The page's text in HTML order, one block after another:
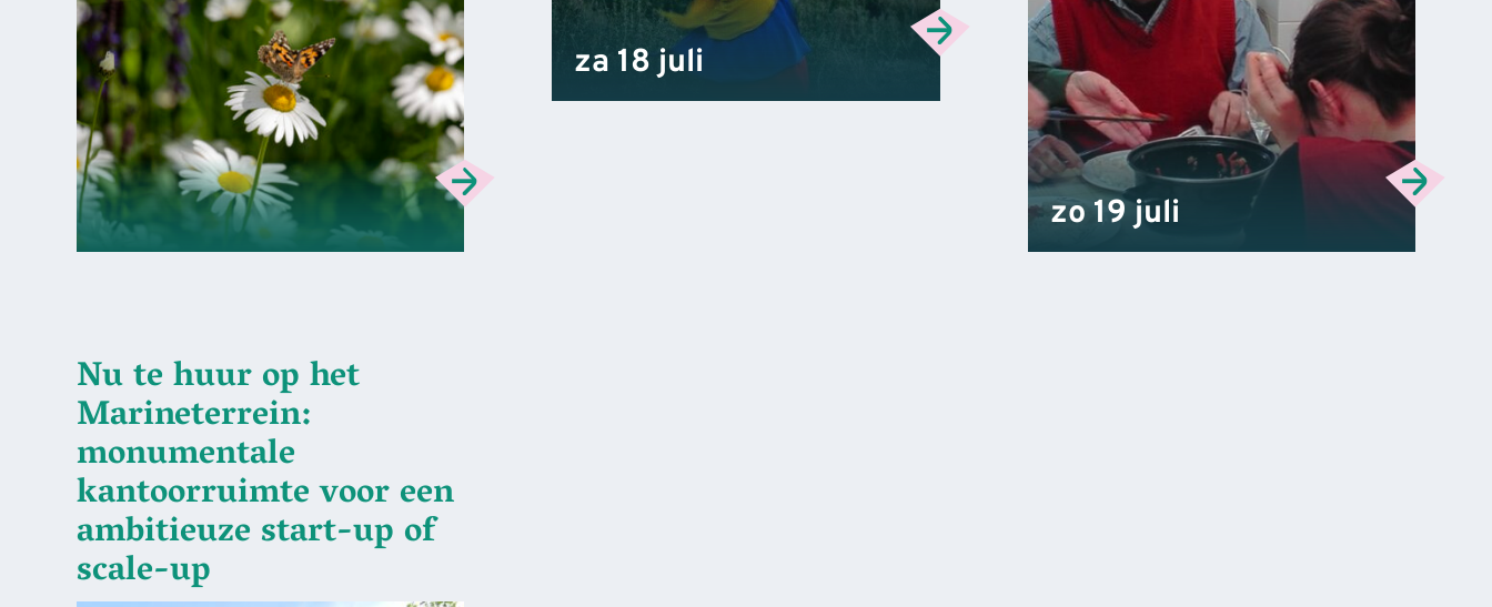
za 18 juli
zo 19 juli
Nu te huur op het
Marineterrein:
monumentale
kantoorruimte voor een
ambitieuze start-up of
scale-up